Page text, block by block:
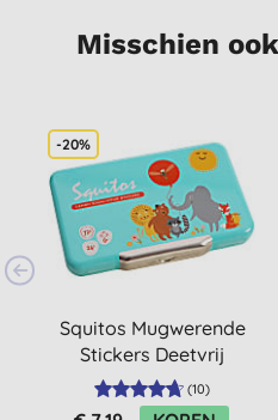
Misschien
-20%
Squitos Mugwerende
Stickers Deetvrij
(10)